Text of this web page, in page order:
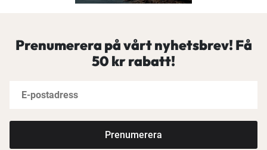
Prenumerera på vårt nyhetsbrev! Få
50 kr rabatt!
Prenumerera